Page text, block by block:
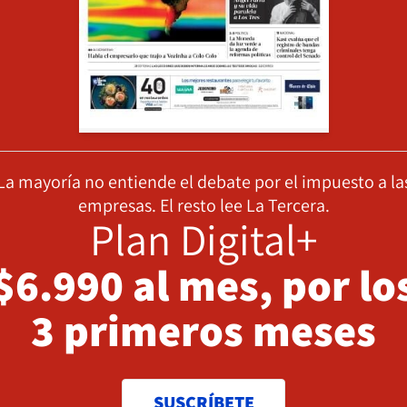
mayoría no entiende el debate por el impuesto a
empresas. El resto lee La Tercera.
Plan Digital+
al mes, por
3 primeros meses